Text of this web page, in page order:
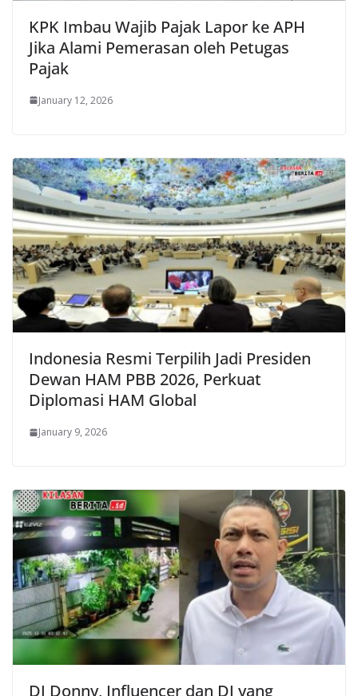
KPK Imbau Wajib Pajak Lapor ke APH
Jika Alami Pemerasan oleh Petugas
Pajak
January 12, 2026
Indonesia Resmi Terpilih Jadi Presiden
Dewan HAM PBB 2026, Perkuat
Diplomasi HAM Global
January 9, 2026
DJ Donny, Influencer dan DJ yang